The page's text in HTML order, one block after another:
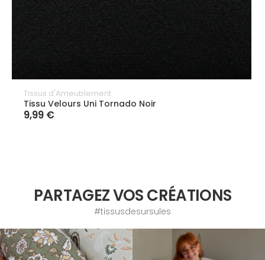
Tissus d'Ameublement
Tissu Velours Uni Tornado Noir
9,99 €
PARTAGEZ VOS CRÉATIONS
#tissusdesursules